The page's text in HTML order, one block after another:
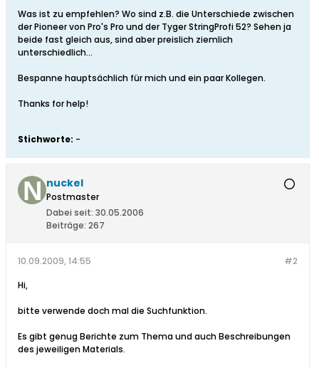
Was ist zu empfehlen? Wo sind z.B. die Unterschiede zwischen
der Pioneer von Pro's Pro und der Tyger StringProfi 52? Sehen ja
beide fast gleich aus, sind aber preislich ziemlich
unterschiedlich...
Bespanne hauptsächlich für mich und ein paar Kollegen.
Thanks for help!
Stichworte: -
nuckel
Postmaster
Dabei seit: 30.05.2006
Beiträge: 267
#2
10.09.2009, 14:55
Hi,
bitte verwende doch mal die Suchfunktion.
Es gibt genug Berichte zum Thema und auch Beschreibungen
des jeweiligen Materials.